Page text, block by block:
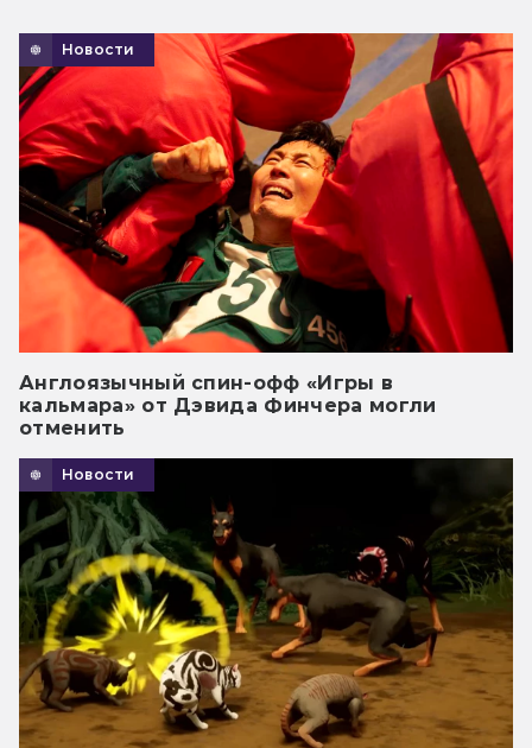
Новости
Англоязычный спин-офф «Игры в
кальмара» от Дэвида Финчера могли
отменить
Новости